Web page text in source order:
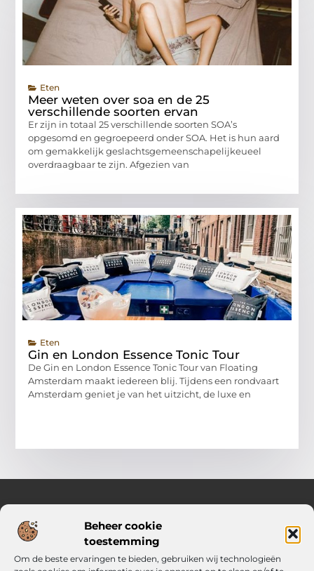
Beheer cookie
toestemming
Om de beste ervaringen te bieden, gebruiken wij technologieën
Eten
Meer weten over soa en de 25
verschillende soorten ervan
Er zijn in totaal 25 verschillende soorten SOA’s
opgesomd en gegroepeerd onder SOA. Het is hun aard
om gemakkelijk geslachtsgemeenschapelijkeueel
overdraagbaar te zijn. Afgezien van
Eten
Gin en London Essence Tonic Tour
De Gin en London Essence Tonic Tour van Floating
Amsterdam maakt iedereen blij. Tijdens een rondvaart
Amsterdam geniet je van het uitzicht, de luxe en
Over Knal Relaxed
Heldere ideeën en slimme keuzes voor elke dag